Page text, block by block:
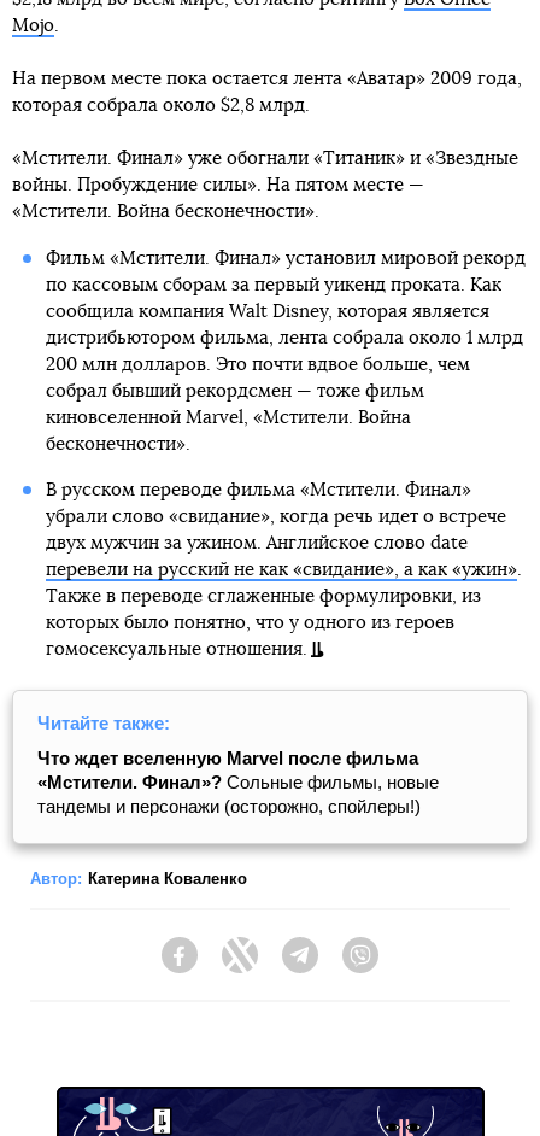
Mojo.
На первом месте пока остается лента «Аватар» 2009 года,
которая собрала около $2,8 млрд.
«Мстители. Финал» уже обогнали «Титаник» и «Звездные
войны. Пробуждение силы». На пятом месте —
«Мстители. Война бесконечности».
Фильм «Мстители. Финал» установил мировой рекорд
по кассовым сборам за первый уикенд проката. Как
сообщила компания Walt Disney, которая является
дистрибьютором фильма, лента собрала около 1 млрд
200 млн долларов. Это почти вдвое больше, чем
собрал бывший рекордсмен — тоже фильм
киновселенной Marvel, «Мстители. Война
бесконечности».
В русском переводе фильма «Мстители. Финал»
убрали слово «свидание», когда речь идет о встрече
двух мужчин за ужином. Английское слово date
перевели на русский не как «свидание», а как «ужин».
Также в переводе сглаженные формулировки, из
которых было понятно, что у одного из героев
гомосексуальные отношения.
Читайте также:
Что ждет вселенную Marvel после фильма
«Мстители. Финал»? Сольные фильмы, новые
тандемы и персонажи (осторожно, спойлеры!)
Автор: Катерина Коваленко
FacebookTwitter Telegram